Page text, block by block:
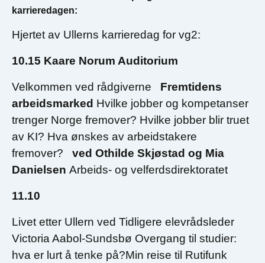
karrieredagen:
Hjertet av Ullerns karrieredag for vg2:
10.15 Kaare Norum Auditorium
Velkommen ved rådgiverne Fremtidens
arbeidsmarked Hvilke jobber og kompetanser
trenger Norge fremover? Hvilke jobber blir truet
av KI? Hva ønskes av arbeidstakere
fremover? ved Othilde Skjøstad og Mia
Danielsen Arbeids- og velferdsdirektoratet
11.10
Livet etter Ullern ved Tidligere elevrådsleder
Victoria Aabol-Sundsbø Overgang til studier:
hva er lurt å tenke på?Min reise til Rutifunk